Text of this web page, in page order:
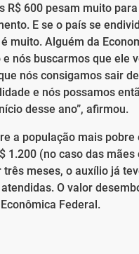
600 pesam muito
E se o país se
muito. Alguém da
nós buscarmos que ele
nós consigamos sair
e nós possamos
desse ano”, afirmou.
a população mais
1.200 (no caso das
meses, o auxílio já
O valor
Federal.